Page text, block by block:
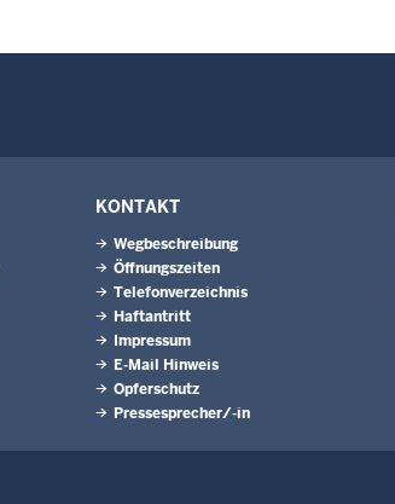
KONTAKT
Wegbeschreibung
Öffnungszeiten
Telefonverzeichnis
Haftantritt
Impressum
E-Mail Hinweis
Opferschutz
Pressesprecher/-in